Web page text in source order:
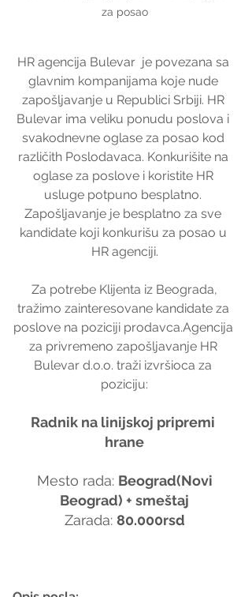
za posao
HR agencija Bulevar  je povezana sa
glavnim kompanijama koje nude
zapošljavanje u Republici Srbiji. HR
Bulevar ima veliku ponudu poslova i
svakodnevne oglase za posao kod
različith Poslodavaca. Konkurišite na
oglase za poslove i koristite HR
usluge potpuno besplatno.
Zapošljavanje je besplatno za sve
kandidate koji konkurišu za posao u
HR agenciji.
tražimo zainteresovane kandidate za
poslove na poziciji prodavca.Agencija
za privremeno zapošljavanje HR
Bulevar d.o.o. traži izvršioca za
poziciju:
Radnik na linijskoj pripremi
hrane
Mesto rada: Beograd(Novi
Beograd) + smeštaj
Zarada: 80.000rsd